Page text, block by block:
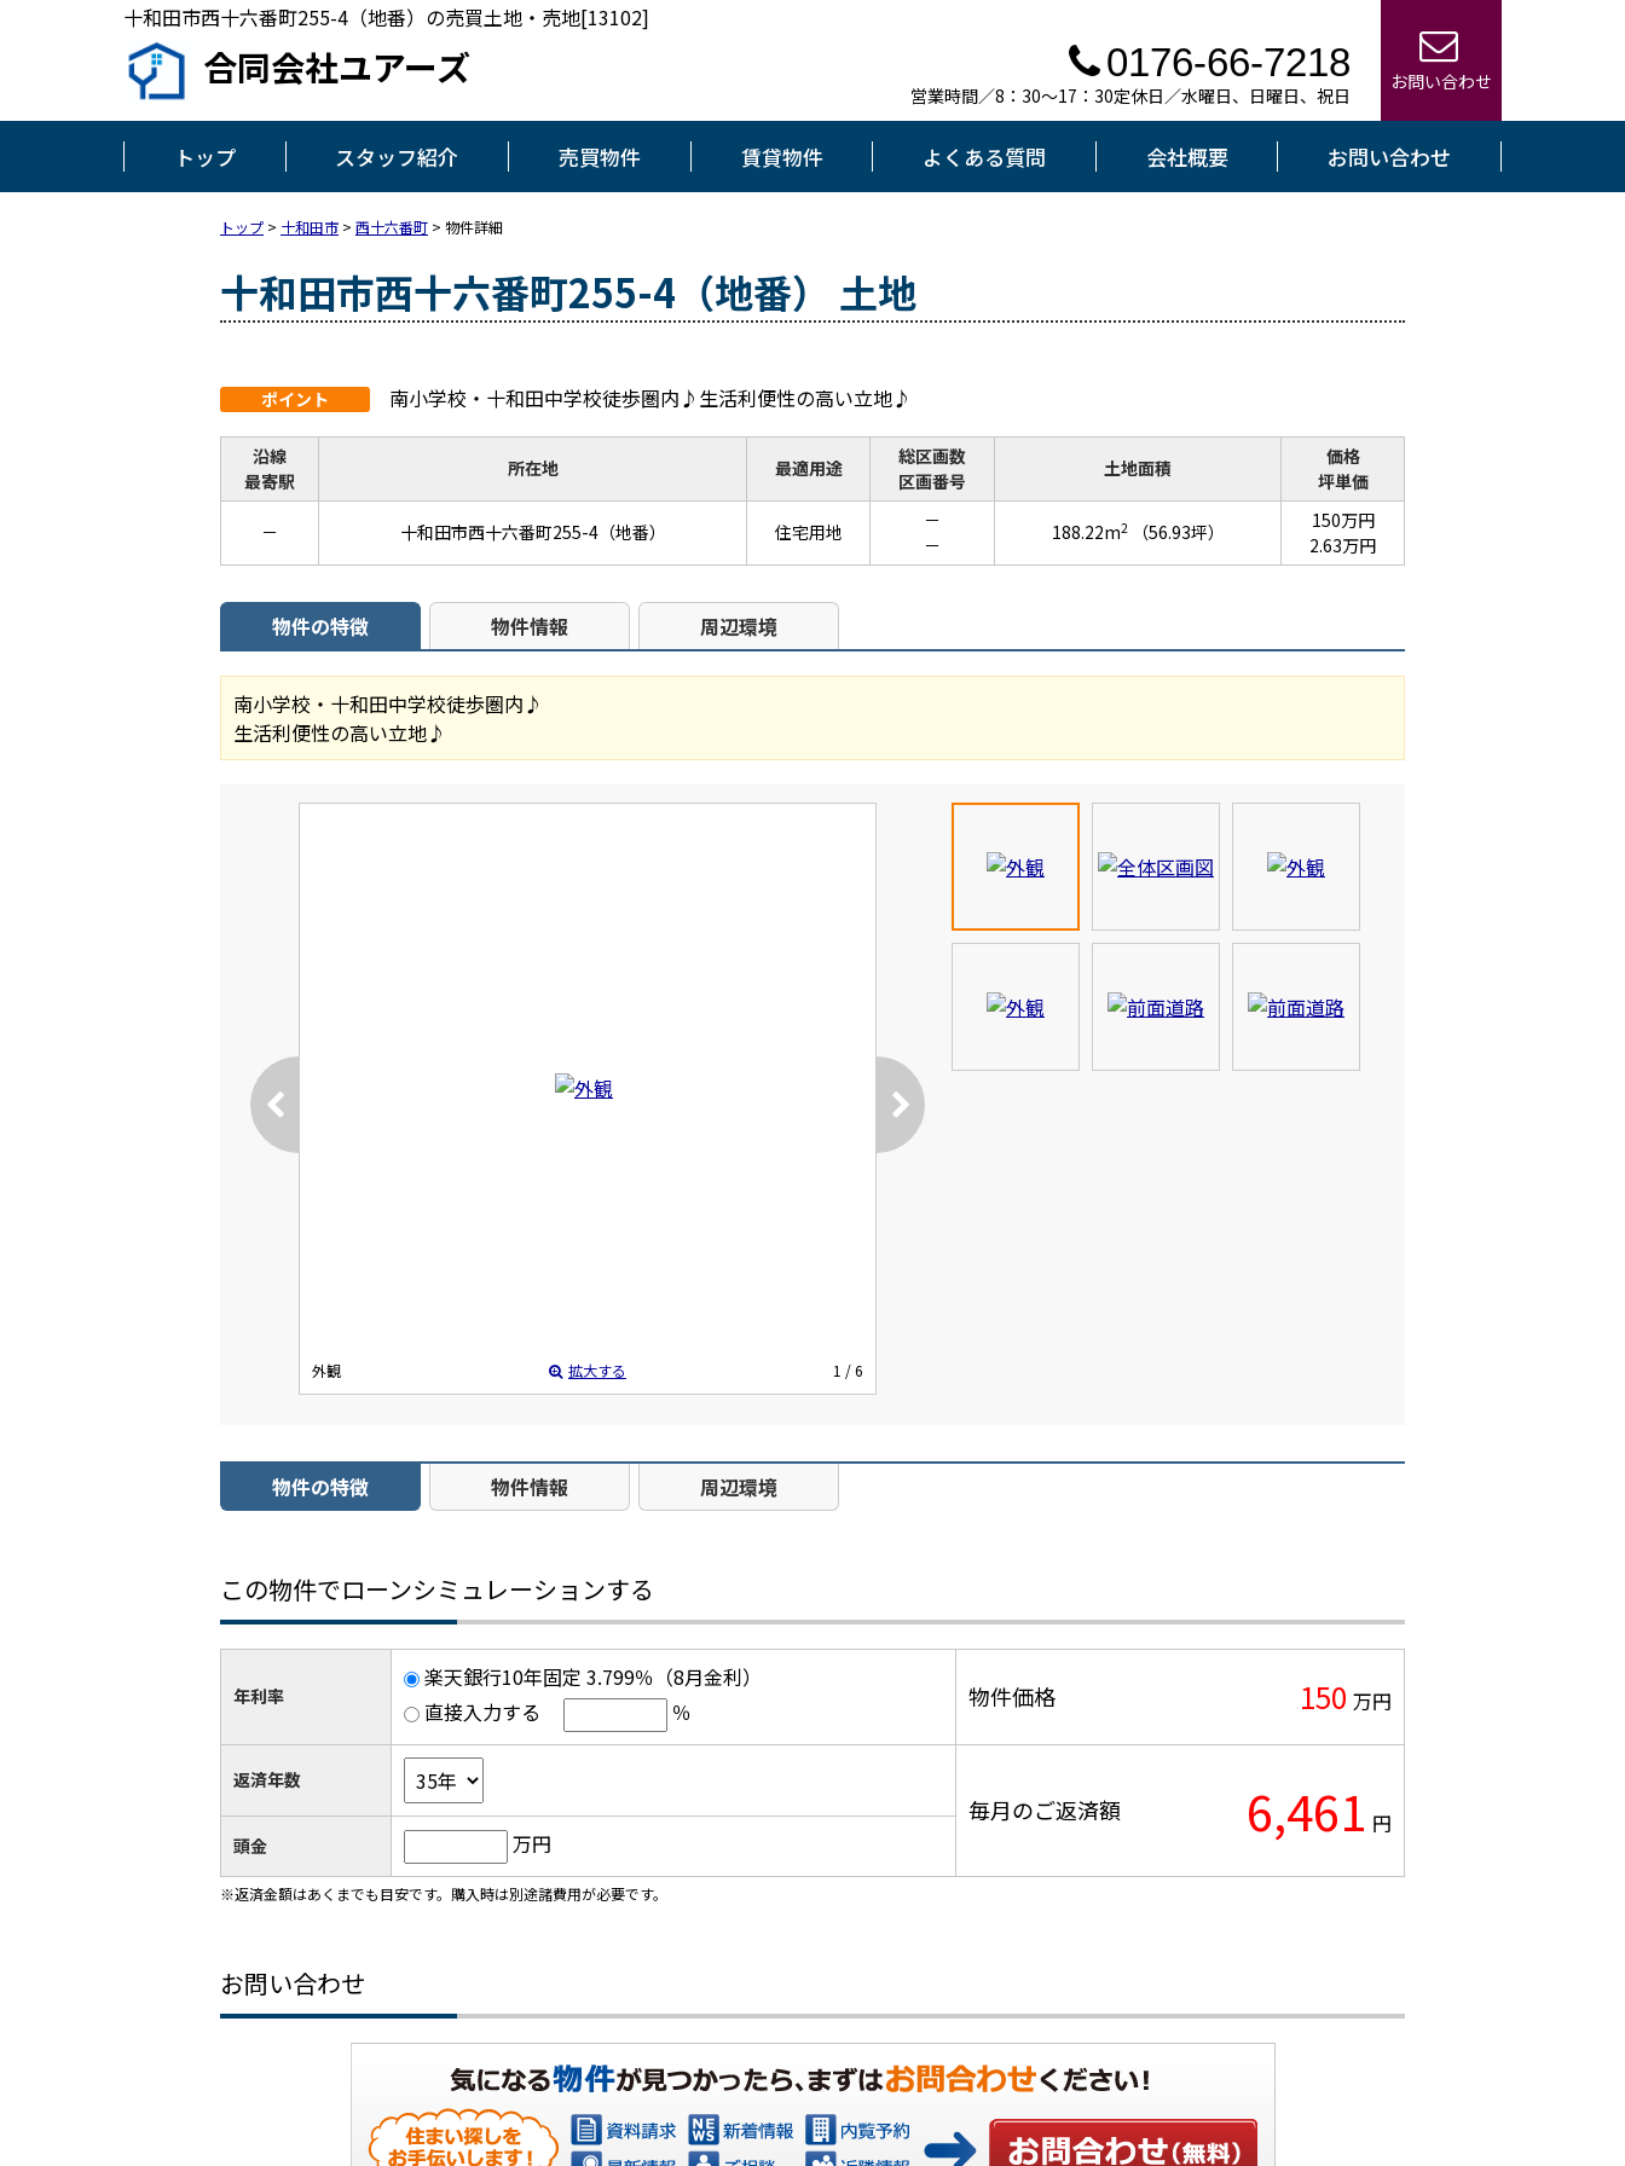
十和田市西十六番町255-4（地番）の売買土地・売地[13102]
合同会社ユアーズ 0176-66-7218
営業時間／8：30～17：30定休日／水曜日、日曜日、祝日
お問い合わせ
トップ スタッフ紹介 売買物件 賃貸物件 よくある質問 会社概要 お問い合わせ
トップ > 十和田市 > 西十六番町 > 物件詳細
十和田市西十六番町255-4（地番） 土地
ポイント 南小学校・十和田中学校徒歩圏内♪生活利便性の高い立地♪
沿線
最寄駅
所在地 最適用途
総区画数
区画番号
土地面積
価格
坪単価
－ 十和田市西十六番町255-4（地番） 住宅用地
－
－
188.22m2 （56.93坪）
150万円
2.63万円
物件の特徴 物件情報 周辺環境
南小学校・十和田中学校徒歩圏内♪
生活利便性の高い立地♪
外観 拡大する 1 / 6
物件の特徴 物件情報 周辺環境
この物件でローンシミュレーションする
年利率
楽天銀行10年固定 3.799％（8月金利）
直接入力する
％ 物件価格 150 万円
返済年数
毎月のご返済額 6,461 円
頭金 万円
※返済金額はあくまでも目安です。購入時は別途諸費用が必要です。
お問い合わせ